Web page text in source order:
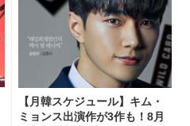
【月韓スケジュール】キム・
ミョンス出演作が3作も！8月